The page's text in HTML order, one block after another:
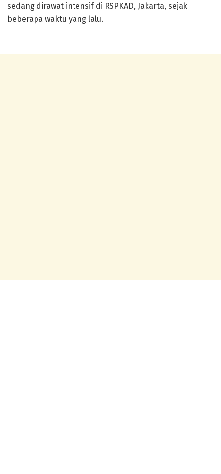
sedang dirawat intensif di RSPKAD, Jakarta, sejak
beberapa waktu yang lalu.